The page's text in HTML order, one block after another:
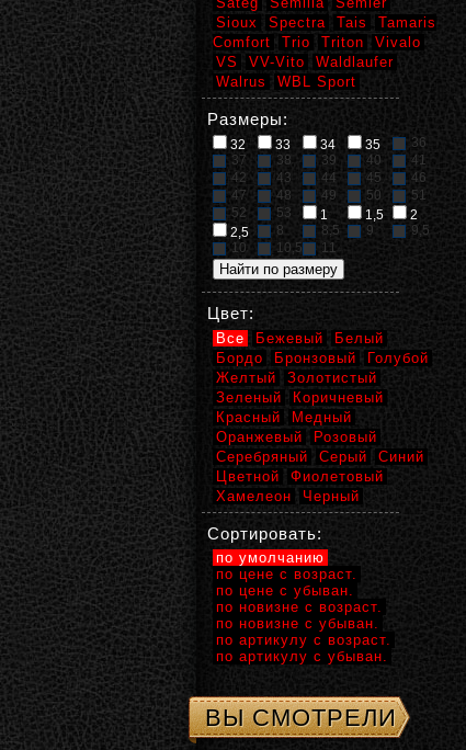
Sioux
Spectra Tais
Tamaris
Comfort
Trio Triton
Vivalo
VS
VV-Vito
Waldlaufer
Walrus
WBL Sport
Размеры:
32 33 34 35
36
37
38 39 40
41
42
43 44 45
46
47
48 49 50
51
52
53 1 1,5
2
2,5
8 8,5 9
9,5
10
10,5 11
Цвет:
Все Бежевый
Белый
Бордо
Бронзовый
Голубой
Желтый
Золотистый
Зеленый
Коричневый
Красный
Медный
Оранжевый
Розовый
Серебряный
Серый
Синий
Цветной
Фиолетовый
Хамелеон
Черный
Сортировать:
по умолчанию
по цене с возраст.
по цене с убыван.
по новизне с возраст.
по новизне с убыван.
по артикулу с возраст.
по артикулу с убыван.
ВЫ СМОТРЕЛИ